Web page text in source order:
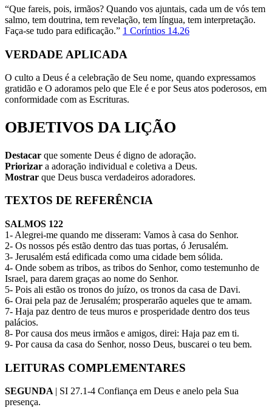
“Que fareis, pois, irmãos? Quando vos ajuntais, cada um de vós tem
salmo, tem doutrina, tem revelação, tem língua, tem interpretação.
Faça-se tudo para edificação.” 1 Coríntios 14.26
VERDADE APLICADA
O culto a Deus é a celebração de Seu nome, quando expressamos
gratidão e O adoramos pelo que Ele é e por Seus atos poderosos, em
conformidade com as Escrituras.
OBJETIVOS DA LIÇÃO
Destacar que somente Deus é digno de adoração.
Priorizar a adoração individual e coletiva a Deus.
Mostrar que Deus busca verdadeiros adoradores.
TEXTOS DE REFERÊNCIA
SALMOS 122
1- Alegrei-me quando me disseram: Vamos à casa do Senhor.
2- Os nossos pés estão dentro das tuas portas, ó Jerusalém.
3- Jerusalém está edificada como uma cidade bem sólida.
4- Onde sobem as tribos, as tribos do Senhor, como testemunho de
Israel, para darem graças ao nome do Senhor.
5- Pois ali estão os tronos do juízo, os tronos da casa de Davi.
6- Orai pela paz de Jerusalém; prosperarão aqueles que te amam.
7- Haja paz dentro de teus muros e prosperidade dentro dos teus
palácios.
8- Por causa dos meus irmãos e amigos, direi: Haja paz em ti.
9- Por causa da casa do Senhor, nosso Deus, buscarei o teu bem.
LEITURAS COMPLEMENTARES
SEGUNDA | SI 27.1-4 Confiança em Deus e anelo pela Sua
presença.